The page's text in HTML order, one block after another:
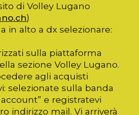
di Volley Lugano
)
alto a dx selezionare:
sulla piattaforma
sezione Volley Lugano.
agli acquisti
selezionate sulla banda
e registratevi
indirizzo mail. Vi arriverà